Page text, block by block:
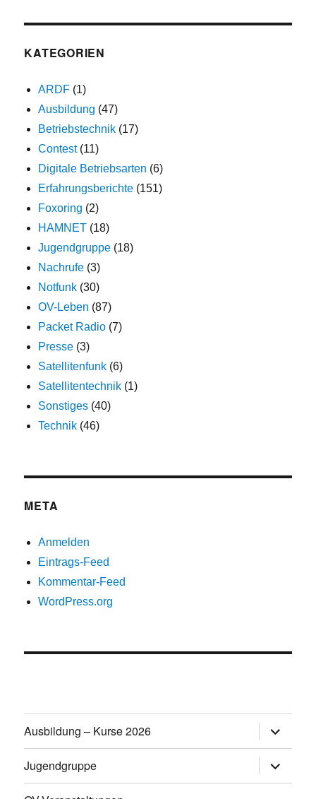
KATEGORIEN
ARDF (1)
Ausbildung (47)
Betriebstechnik (17)
Contest(11)
Digitale Betriebsarten (6)
Erfahrungsberichte (151)
Foxoring (2)
HAMNET (18)
Jugendgruppe (18)
Nachrufe (3)
Notfunk (30)
OV-Leben (87)
Packet Radio (7)
Presse (3)
Satellitenfunk (6)
Satellitentechnik (1)
Sonstiges (40)
Technik (46)
META
Anmelden
Eintrags-Feed
Kommentar-Feed
WordPress.org
Ausbildung – Kurse 2026
öffnen
Jugendgruppe
öffnen